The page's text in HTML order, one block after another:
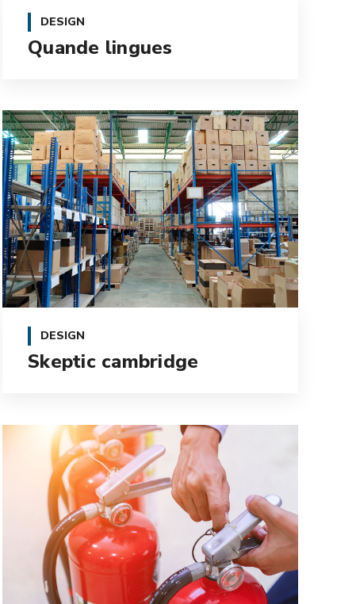
DESIGN
Quande lingues
DESIGN
Skeptic cambridge